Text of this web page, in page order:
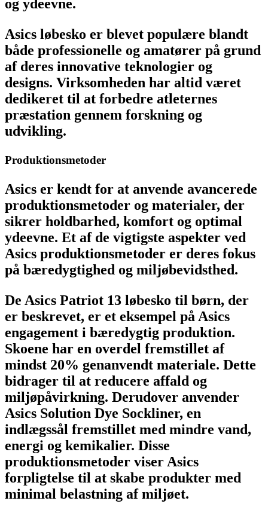
og ydeevne.
Asics løbesko er blevet populære blandt
både professionelle og amatører på grund
af deres innovative teknologier og
designs. Virksomheden har altid været
dedikeret til at forbedre atleternes
præstation gennem forskning og
udvikling.
Produktionsmetoder
Asics er kendt for at anvende avancerede
produktionsmetoder og materialer, der
sikrer holdbarhed, komfort og optimal
ydeevne. Et af de vigtigste aspekter ved
Asics produktionsmetoder er deres fokus
på bæredygtighed og miljøbevidsthed.
De Asics Patriot 13 løbesko til børn, der
er beskrevet, er et eksempel på Asics
engagement i bæredygtig produktion.
Skoene har en overdel fremstillet af
mindst 20% genanvendt materiale. Dette
bidrager til at reducere affald og
miljøpåvirkning. Derudover anvender
Asics Solution Dye Sockliner, en
indlægssål fremstillet med mindre vand,
energi og kemikalier. Disse
produktionsmetoder viser Asics
forpligtelse til at skabe produkter med
minimal belastning af miljøet.